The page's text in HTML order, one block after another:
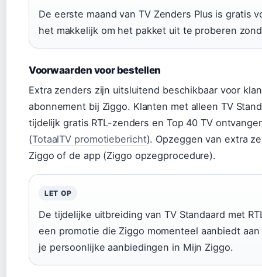
De eerste maand van TV Zenders Plus is gratis
het makkelijk om het pakket uit te proberen
Voorwaarden voor bestellen
Extra zenders zijn uitsluitend beschikbaar voor
abonnement bij Ziggo. Klanten met alleen TV
tijdelijk gratis RTL-zenders en Top 40 TV
(TotaalTV promotiebericht). Opzeggen van extra
Ziggo of de app (Ziggo opzegprocedure).
LET OP
De tijdelijke uitbreiding van TV Standaard met
een promotie die Ziggo momenteel aanbiedt
je persoonlijke aanbiedingen in Mijn Ziggo.